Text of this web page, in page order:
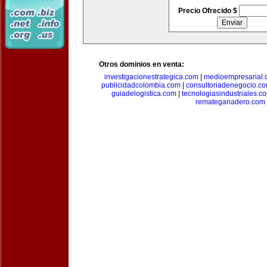
Precio Ofrecido $
Otros dominios en venta:
investigacionestrategica.com
publicidadcolombia.com|
guiadelogistica.com|
remateganadero.com